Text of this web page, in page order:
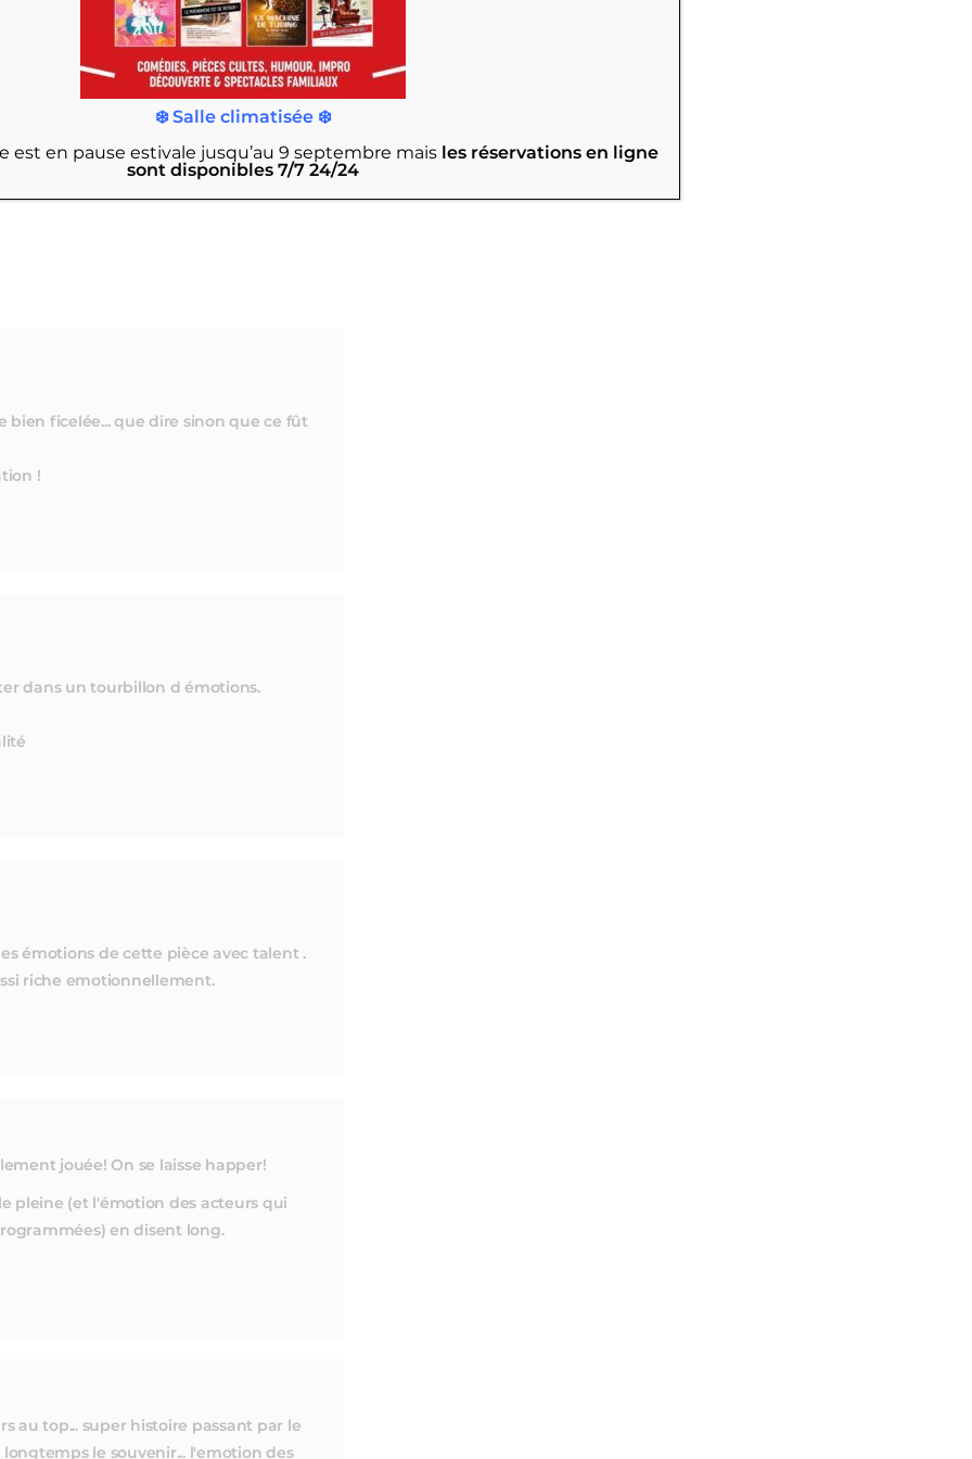
les offres et bons plans !
bien ficelée... que dire sinon que ce fût
!
dans un tourbillon d émotions.
émotions de cette pièce avec talent .
riche emotionnellement.
jouée! On se laisse happer!
pleine (et l'émotion des acteurs qui
en disent long.
au top... super histoire passant par le
le souvenir... l'emotion des
❄️ Salle climatisée ❄️
est en pause estivale jusqu’au 9 septembre maisles réservations en ligne
sont disponibles 7/7 24/24